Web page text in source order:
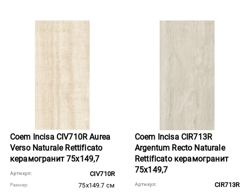
Coem Incisa CIV710R Aurea
Verso Naturale Rettificato
керамогранит 75x149,7
Артикул: CIV710R
Размер: 75x149.7 см
Coem Incisa CIR713R
Argentum Recto Naturale
Rettificato керамогранит
75x149,7
Артикул: CIR713R